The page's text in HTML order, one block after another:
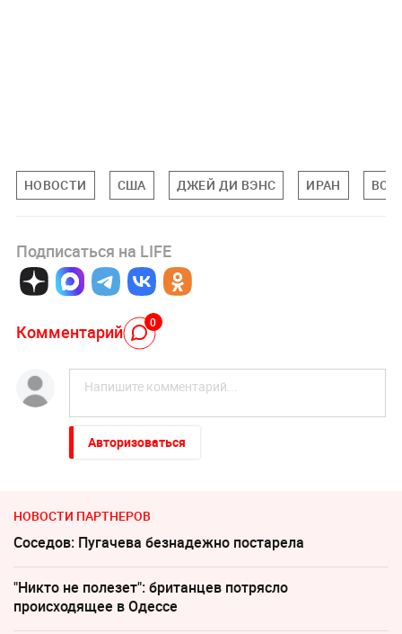
НОВОСТИ США ДЖЕЙ ДИ ВЭНС ИРАН
Подписаться на LIFE
Комментарий 0
Авторизоваться
НОВОСТИ ПАРТНЕРОВ
Соседов: Пугачева безнадежно постарела
"Никто не полезет": британцев потрясло
происходящее в Одессе